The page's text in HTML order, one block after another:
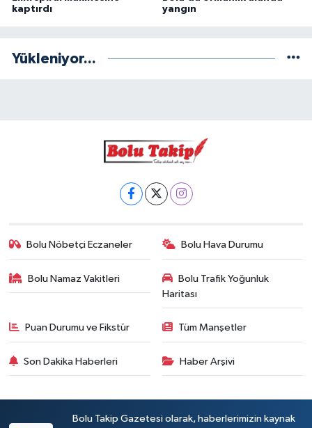
kaptırdı
yangın
Yükleniyor...
Bolu Nöbetçi Eczaneler Bolu Hava Durumu
Bolu Namaz Vakitleri
Bolu Trafik Yoğunluk
Haritası
Puan Durumu ve Fikstür Tüm Manşetler
Son Dakika Haberleri Haber Arşivi
Bolu Takip Gazetesi olarak, haberlerimizin kaynak